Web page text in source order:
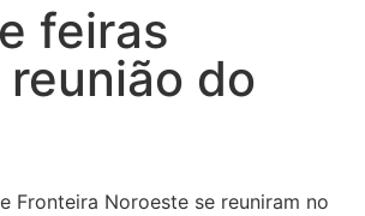
feiras
do
Fronteira Noroeste se reuniram no